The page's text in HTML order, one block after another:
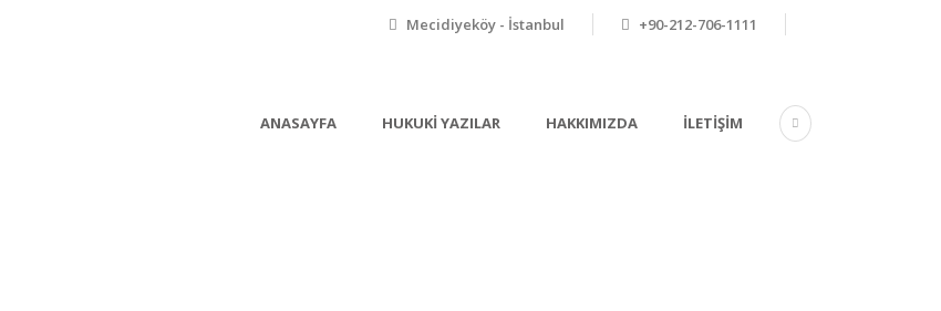
Mecidiyeköy - İstanbul +90-212-706-1111
ANASAYFA HUKUKI YAZILAR HAKKIMIZDA İLETIŞIM